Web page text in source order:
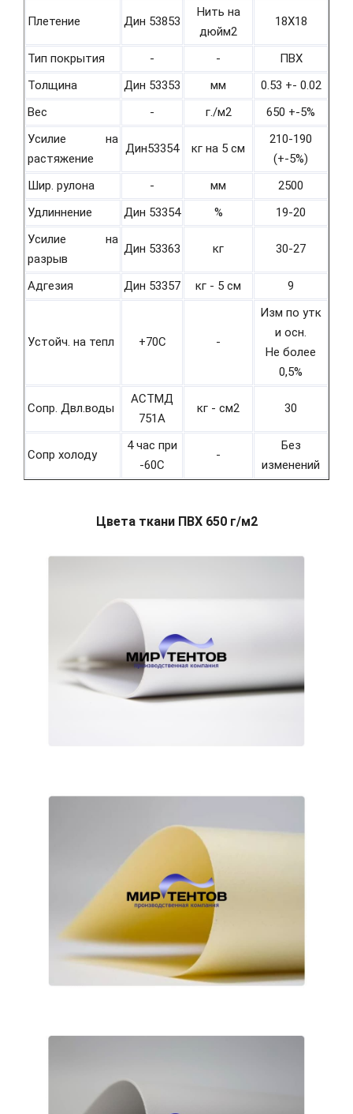
Плетение Дин 53853
Нить на
дюйм2
18Х18
Тип покрытия - -
ПВХ
Толщина
Дин 53353 мм
0.53 +- 0.02
Вес
- г./м2
650 +-5%
Усилие на
растяжение
Дин53354 кг на 5 см
210-190
(+-5%)
Шир. рулона
- мм
2500
Удлиннение
Дин 53354 %
19-20
Усилие на
разрыв
Дин 53363 кг 30-27
Адгезия Дин 53357 кг - 5 см 9
Устойч. на тепл +70С -
Изм по утк
и осн.
Не более
0,5%
Сопр. Двл.воды
АСТМД
751А
кг - см2 30
Сопр холоду
4 час при
-60С
-
Без
изменений
Цвета ткани ПВХ 650 г/м2